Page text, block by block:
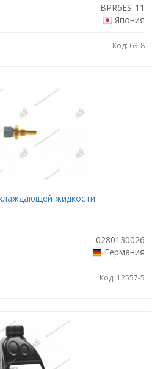
BPR6ES-11
Япония
Код: 63-8
жидкости
0280130026
Германия
Код: 12557-5